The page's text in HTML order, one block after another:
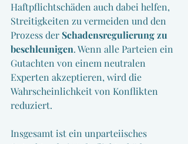
Haftpflichtschäden auch dabei helfen,
Streitigkeiten zu vermeiden und den
Prozess der Schadensregulierung zu
beschleunigen. Wenn alle Parteien ein
Gutachten von einem neutralen
Experten akzeptieren, wird die
Wahrscheinlichkeit von Konflikten
reduziert.
Insgesamt ist ein unparteiisches